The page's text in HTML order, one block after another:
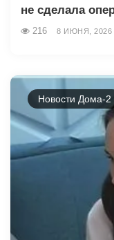
не сделала
216 8 ИЮНЯ, 2026
Новости Дома-2